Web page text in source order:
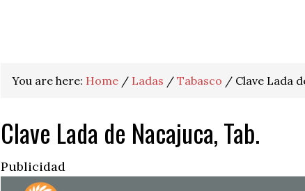
You are here: Home / Ladas / Tabasco / Clave Lada
Clave Lada de Nacajuca, Tab.
Publicidad